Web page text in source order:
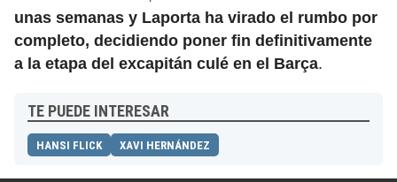
unas semanas y Laporta ha virado el rumbo por
completo, decidiendo poner fin definitivamente
a la etapa del excapitán culé en el Barça.
TE PUEDE INTERESAR
HANSI FLICK XAVI HERNÁNDEZ